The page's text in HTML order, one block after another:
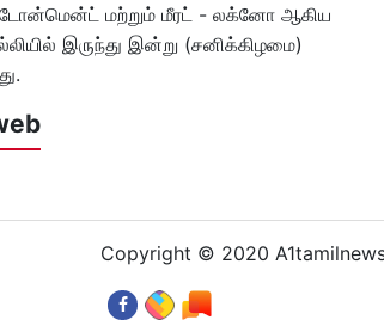
மற்றும் மீரட் - லக்னோ ஆகிய
இருந்து இன்று (சனிக்கிழமை)
Copyright © 2020